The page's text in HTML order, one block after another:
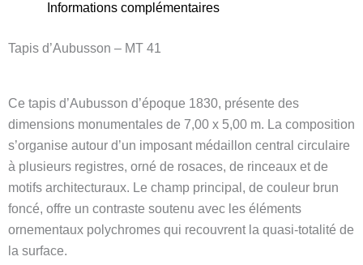
Informations complémentaires
Tapis d’Aubusson – MT 41
Ce tapis d’Aubusson d’époque 1830, présente des
dimensions monumentales de 7,00 x 5,00 m. La composition
s’organise autour d’un imposant médaillon central circulaire
à plusieurs registres, orné de rosaces, de rinceaux et de
motifs architecturaux. Le champ principal, de couleur brun
foncé, offre un contraste soutenu avec les éléments
ornementaux polychromes qui recouvrent la quasi-totalité de
la surface.